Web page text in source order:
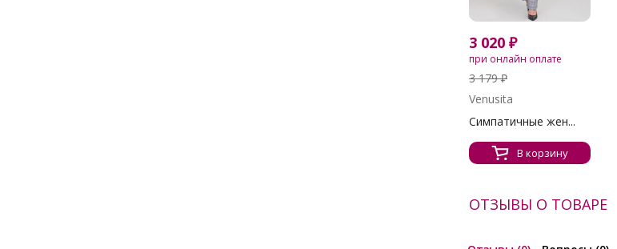
3 020 ₽
при онлайн оплате
3 179 ₽
Venusita
Симпатичные жен...
В корзину
ОТЗЫВЫ О ТОВАРЕ